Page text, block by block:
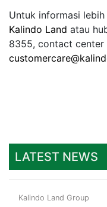
Untuk informasi
Kalindo Land atau
8355, contact center
LATEST NEWS
Kalindo Land Group